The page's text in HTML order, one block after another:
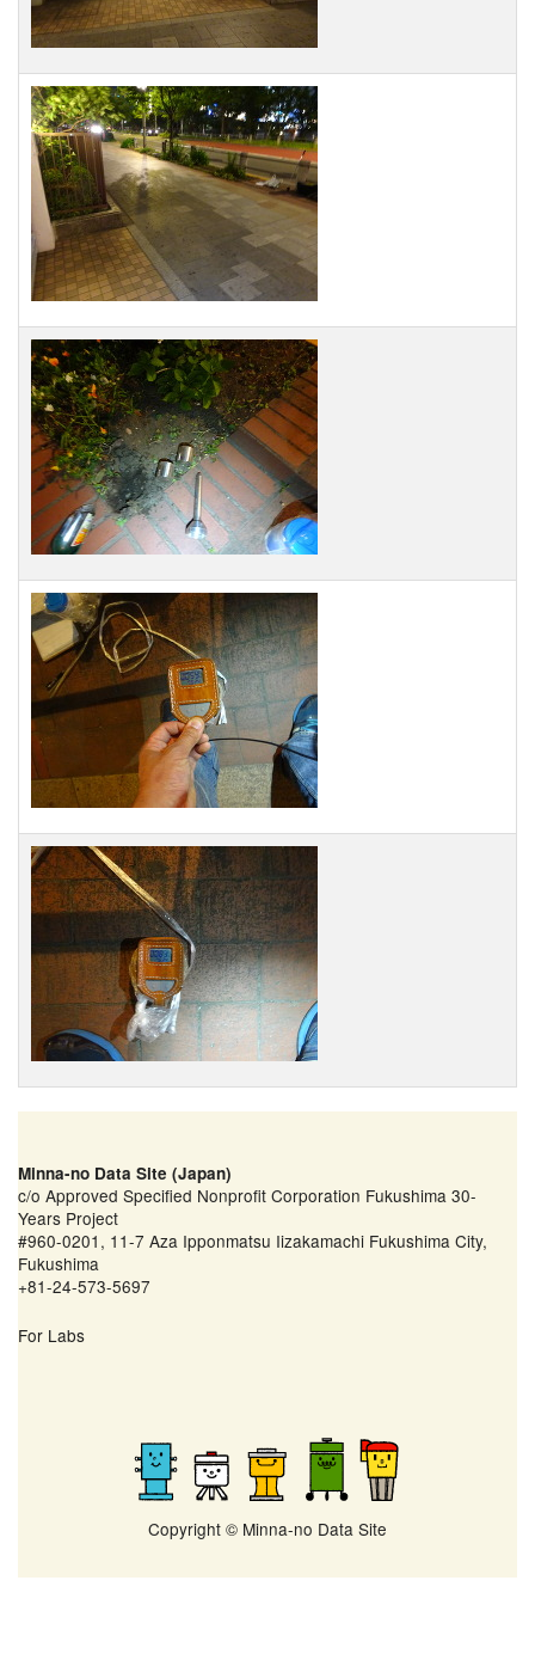
Minna-no Data Site (Japan)
c/o Approved Specified Nonprofit Corporation Fukushima 30-
Years Project
#960-0201, 11-7 Aza Ipponmatsu Iizakamachi Fukushima City,
Fukushima
+81-24-573-5697
For Labs
Copyright © Minna-no Data Site